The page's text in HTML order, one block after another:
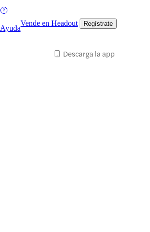
Ayuda
Vende en Headout Regístrate
Descarga la app